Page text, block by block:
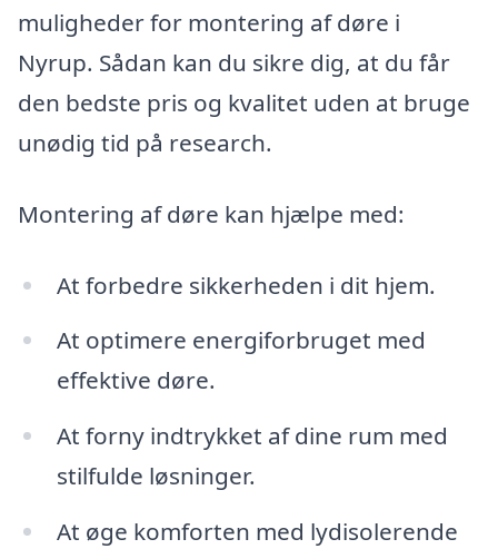
muligheder for montering af døre i
Nyrup. Sådan kan du sikre dig, at du får
den bedste pris og kvalitet uden at bruge
unødig tid på research.
Montering af døre kan hjælpe med:
At forbedre sikkerheden i dit hjem.
At optimere energiforbruget med
effektive døre.
At forny indtrykket af dine rum med
stilfulde løsninger.
At øge komforten med lydisolerende